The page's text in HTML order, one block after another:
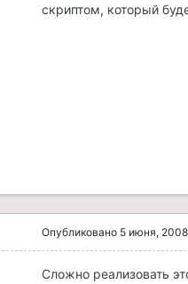
скриптом, который
Опубликовано 5 июня, 2008
Сложно реализовать